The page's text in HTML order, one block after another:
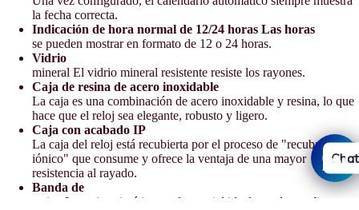
la fecha correcta.
Indicación de hora normal de 12/24 horas Las horas
se pueden mostrar en formato de 12 o 24 horas.
Vidrio
mineral El vidrio mineral resistente resiste los rayones.
Caja de resina de acero inoxidable
La caja es una combinación de acero inoxidable y resina, lo que
hace que el reloj sea elegante, robusto y ligero.
Caja con acabado IP
La caja del reloj está recubierta por el proceso de "recubrimiento
iónico" que consume y ofrece la ventaja de una mayor
resistencia al rayado.
Banda de
resina La resina sintética es el material ideal para las muñequeras